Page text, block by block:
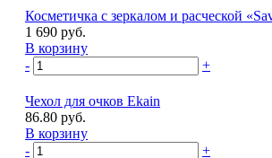
Косметичка с зеркалом и расческой
1 690 руб.
В корзину
-
+
Чехол для очков Ekain
86.80 руб.
В корзину
-
+